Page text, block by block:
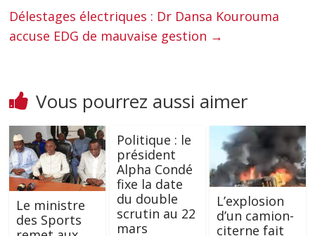
Délestages électriques : Dr Dansa Kourouma
accuse EDG de mauvaise gestion →
Vous pourrez aussi aimer
Le ministre
des Sports
Politique : le
président
Alpha Condé
fixe la date
du double
scrutin au 22
mars
L’explosion
d’un camion-
citerne fait